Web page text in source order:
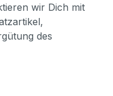
wir Dich mit
des